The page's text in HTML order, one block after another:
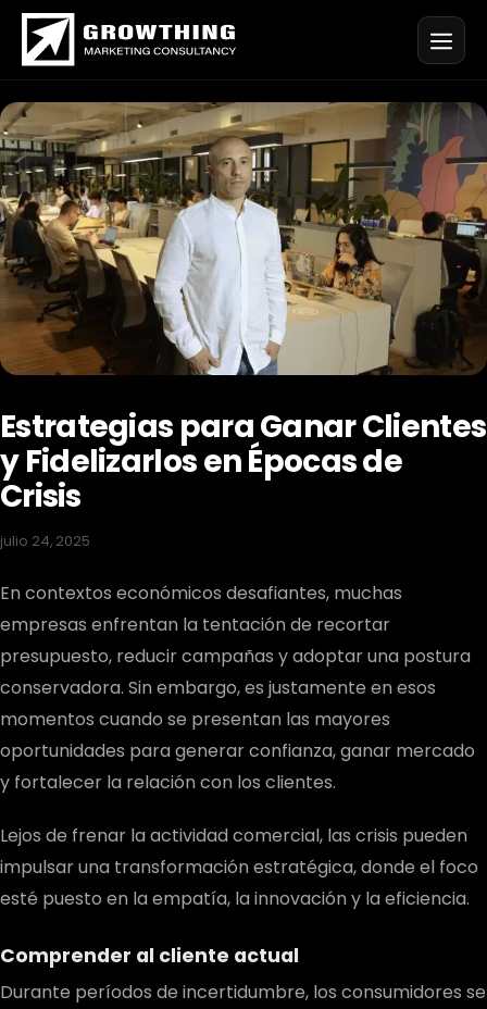
Saltar
contenido
Estrategias para Ganar Clientes
y Fidelizarlos en Épocas de
Crisis
julio 24, 2025
En contextos económicos desafiantes, muchas
empresas enfrentan la tentación de recortar
presupuesto, reducir campañas y adoptar una postura
conservadora. Sin embargo, es justamente en esos
momentos cuando se presentan las mayores
oportunidades para generar confianza, ganar mercado
y fortalecer la relación con los clientes.
Lejos de frenar la actividad comercial, las crisis pueden
impulsar una transformación estratégica, donde el foco
esté puesto en la empatía, la innovación y la eficiencia.
Comprender al cliente actual
Durante períodos de incertidumbre, los consumidores se